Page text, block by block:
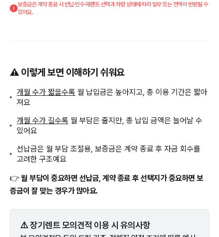
보증금은 계약 종료 시 반납·인수·재렌트 선택과 차량 상태에 따라 일부 또는 전액이 반환될 수
있어요.
⚠️ 이렇게 보면 이해하기 쉬워요
개월 수가 짧을수록 월 납입금은 높아지고, 총 이용 기간은 짧아
져요
개월 수가 길수록 월 부담은 줄지만, 총 납입 금액은 늘어날 수
있어요
선납금은 월 부담 조절용, 보증금은 계약 종료 후 자금 회수를
고려한 구조예요
👉 월 부담이 중요하면 선납금, 계약 종료 후 선택지가 중요하면 보
증금이 잘 맞는 경우가 많아요.
⚠️ 장기렌트 모의견적 이용 시 유의사항